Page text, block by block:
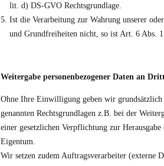
lit. d) DS-GVO Rechtsgrundlage.
Ist die Verarbeitung zur Wahrung unserer
und Grundfreiheiten nicht, so ist Art. 6 Abs.
Weitergabe personenbezogener Daten an
Ohne Ihre Einwilligung geben wir
genannten Rechtsgrundlagen z.B. bei der
einer gesetzlichen Verpflichtung zur
Eigentum.
Wir setzen zudem Auftragsverarbeiter (externe